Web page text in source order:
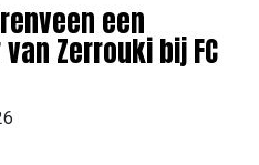
een
Zerrouki bij FC